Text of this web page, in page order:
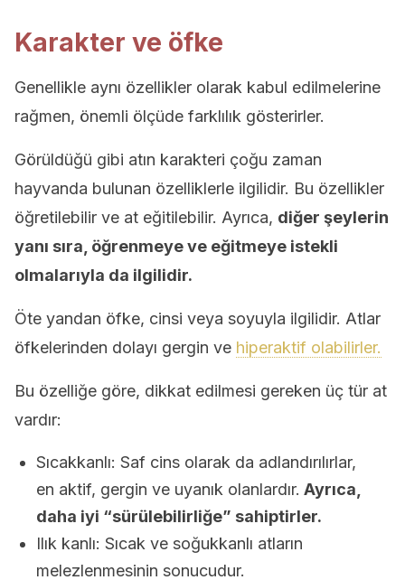
Karakter ve öfke
Genellikle aynı özellikler olarak kabul edilmelerine
rağmen, önemli ölçüde farklılık gösterirler.
Görüldüğü gibi atın karakteri çoğu zaman
hayvanda bulunan özelliklerle ilgilidir. Bu özellikler
öğretilebilir ve at eğitilebilir. Ayrıca, diğer şeylerin
yanı sıra, öğrenmeye ve eğitmeye istekli
olmalarıyla da ilgilidir.
Öte yandan öfke, cinsi veya soyuyla ilgilidir. Atlar
öfkelerinden dolayı gergin ve hiperaktif olabilirler.
Bu özelliğe göre, dikkat edilmesi gereken üç tür at
vardır:
Sıcakkanlı: Saf cins olarak da adlandırılırlar,
en aktif, gergin ve uyanık olanlardır. Ayrıca,
daha iyi “sürülebilirliğe” sahiptirler.
Ilık kanlı: Sıcak ve soğukkanlı atların
melezlenmesinin sonucudur.